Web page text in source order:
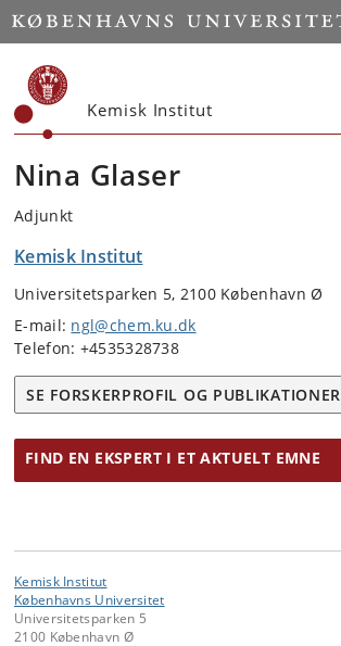
Start
Kemisk Institut
Nina Glaser
Adjunkt
Kemisk Institut
Universitetsparken 5, 2100 København Ø
E-mail: ngl@chem.ku.dk
Telefon: +4535328738
SE FORSKERPROFIL OG PUBLIKATIONER
FIND EN EKSPERT I ET AKTUELT EMNE
Kemisk Institut
Københavns Universitet
Universitetsparken 5
2100 København Ø